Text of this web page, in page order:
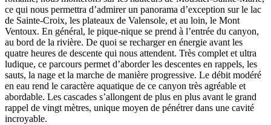
ce qui nous permettra d’admirer un panorama d’exception sur le lac
de Sainte-Croix, les plateaux de Valensole, et au loin, le Mont
Ventoux. En général, le pique-nique se prend à l’entrée du canyon,
au bord de la rivière. De quoi se recharger en énergie avant les
quatre heures de descente qui nous attendent. Très complet et ultra
ludique, ce parcours permet d’aborder les descentes en rappels, les
sauts, la nage et la marche de manière progressive. Le débit modéré
en eau rend le caractère aquatique de ce canyon très agréable et
abordable. Les cascades s’allongent de plus en plus avant le grand
rappel de vingt mètres, unique moyen de pénétrer dans une cavité
incroyable.